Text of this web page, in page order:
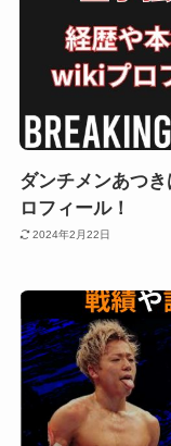
ダンチメンあつ
ロフィール！
2024年2月22日